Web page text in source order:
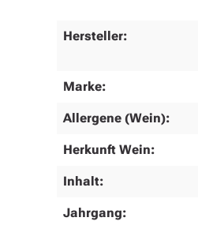
Hersteller:
Marke:
Allergene (Wein):
Herkunft Wein:
Inhalt:
Jahrgang: